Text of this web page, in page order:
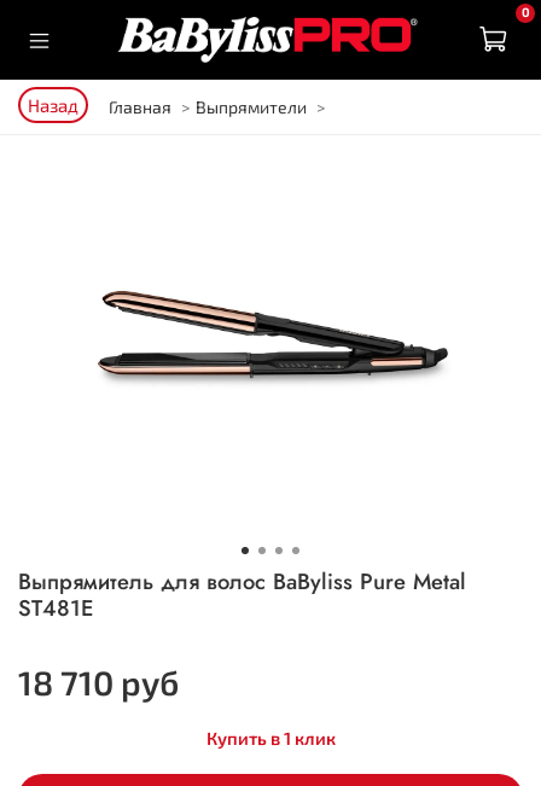
0
Назад Главная Выпрямители
Выпрямитель для волос BaByliss Pure Metal
ST481E
18 710 руб
Купить в 1 клик